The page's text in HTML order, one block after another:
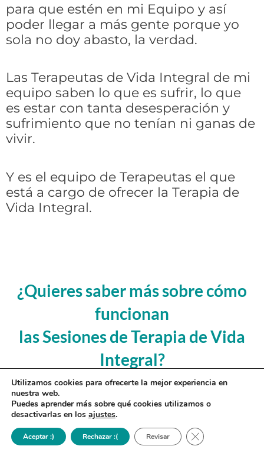
para que estén en mi Equipo y así
poder llegar a más gente porque yo
sola no doy abasto, la verdad.
Las Terapeutas de Vida Integral de mi
equipo saben lo que es sufrir, lo que
es estar con tanta desesperación y
sufrimiento que no tenían ni ganas de
vivir.
Y es el equipo de Terapeutas el que
está a cargo de ofrecer la Terapia de
Vida Integral.
¿Quieres saber más sobre cómo
funcionan
las Sesiones de Terapia de Vida
Integral?
Si es así, pincha en el botón de abajo
para acceder al whatsapp de una
Utilizamos cookies para ofrecerte la mejor experiencia en
nuestra web.
Puedes aprender más sobre qué cookies utilizamos o
desactivarlas en los ajustes.
Aceptar :) Rechazar :( Revisar Cerrar el banner